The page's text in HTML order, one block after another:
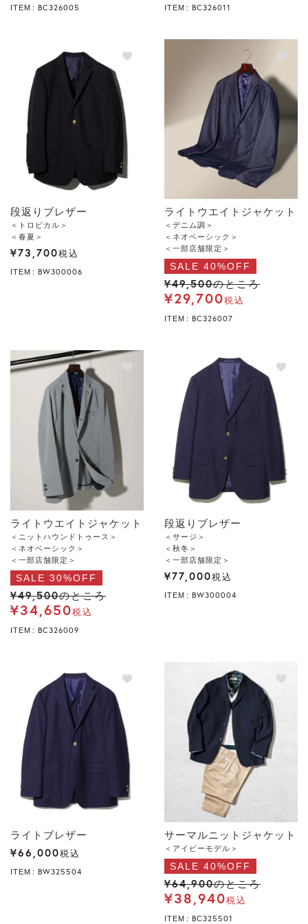
ITEM BC326005 ITEM BC326011
段返りブレザー
＜トロピカル＞
＜春夏＞
¥73,700税込
ITEM BW300006
ライトウエイトジャケット
＜デニム調＞
＜ネオベーシック＞
＜一部店舗限定＞
SALE 40%OFF
¥49,500のところ
¥29,700税込
ITEM BC326007
ライトウエイトジャケット
＜ニットハウンドトゥース＞
＜ネオベーシック＞
＜一部店舗限定＞
SALE 30%OFF
¥49,500のところ
¥34,650税込
ITEM BC326009
段返りブレザー
＜サージ＞
＜秋冬＞
＜一部店舗限定＞
¥77,000税込
ITEM BW300004
ライトブレザー
¥66,000税込
ITEM BW325504
サーマルニットジャケット
＜アイビーモデル＞
SALE 40%OFF
¥64,900のところ
¥38,940税込
ITEM BC325501